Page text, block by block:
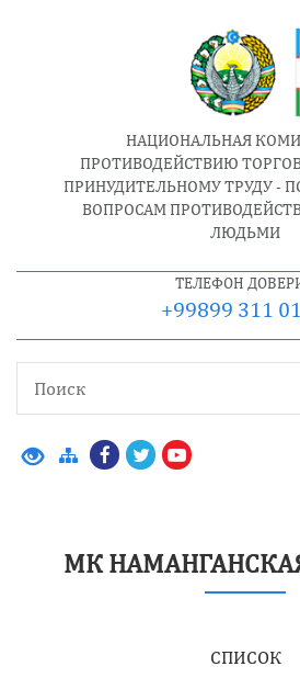
НАЦИОНАЛЬНАЯ
ПРОТИВОДЕЙСТВИЮ
ПРИНУДИТЕЛЬНОМУ ТРУДУ -
ВОПРОСАМ
ЛЮДЬМИ
ТЕЛЕФОН
+99899 311
МК
СПИСОК